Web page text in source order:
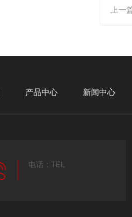
上一
产品中心 新闻中心
电话：TEL